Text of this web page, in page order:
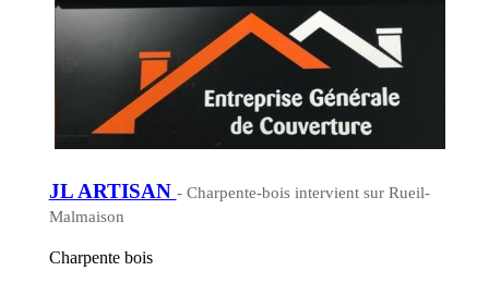
JL ARTISAN - Charpente-bois intervient sur Rueil-
Malmaison
Charpente bois